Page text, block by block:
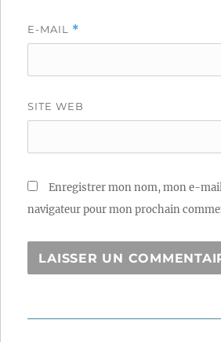
E-MAIL *
SITE WEB
Enregistrer mon nom, mon e-
navigateur pour mon prochain